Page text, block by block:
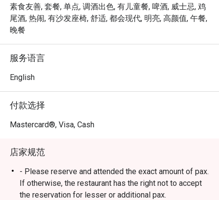
「创意融合风味」：一份充满巧思的菜单，将南印度料理
的精髓与现代西方烹饪技巧趣味融合。
现场乐队将气氛推向高潮，为您的夜晚营造出完美而充满
活力的情调。
「匠心吧台创作」：丰富多样的饮品选择，从精心调制的
全。
⭐ Google 评分：4.7 分，来自 511 条评价
适合浪漫约会、与朋友们的热闹相聚，或是一次犒劳自己
的精致独享时光。
素食友善, 套餐, 单点, 调酒出色, 有儿童餐, 啤酒, 威士忌, 鸡
尾酒, 热闹, 有沙发座椅, 舒适, 都会现代, 明亮, 高颜值, 午餐,
晚餐
服务语言
English
付款选择
Mastercard®, Visa, Cash
店家规范
- Please reserve and attended the exact amount of pax.
If otherwise, the restaurant has the right not to accept
the reservation for lesser or additional pax.